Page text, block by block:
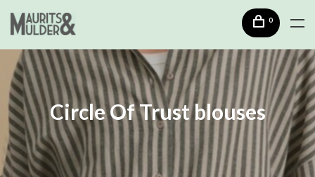
0
Circle Of Trust blouses